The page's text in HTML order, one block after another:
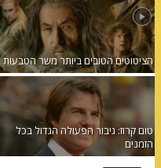
הציטוטים הטובים ביותר משר הטבעות
טום קרוז: גיבור הפעולה הגדול בכל
הזמנים